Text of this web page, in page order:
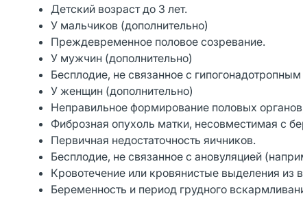
Детский возраст до 3 лет.
У мальчиков (дополнительно)
Преждевременное половое созревание.
У мужчин (дополнительно)
Бесплодие, не связанное с
У женщин (дополнительно)
Неправильное формирование половых
Фиброзная опухоль матки, несовместимая с
Первичная недостаточность яичников.
Бесплодие, не связанное с ановуляцией
Кровотечение или кровянистые выделения из
Беременность и период грудного